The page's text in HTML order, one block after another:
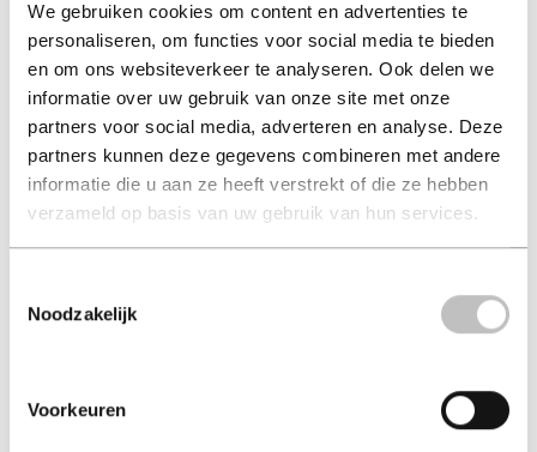
We gebruiken cookies om content en advertenties te
personaliseren, om functies voor social media te bieden
en om ons websiteverkeer te analyseren. Ook delen we
informatie over uw gebruik van onze site met onze
partners voor social media, adverteren en analyse. Deze
partners kunnen deze gegevens combineren met andere
informatie die u aan ze heeft verstrekt of die ze hebben
verzameld op basis van uw gebruik van hun services.
Noodzakelijk
Voorkeuren
Hondjes van Goud
verhuisdieren (auteur)
hard-cover 27,99
27,99
in winkelmand
Een hond uit het buitenland adopteren; dat doe je niet